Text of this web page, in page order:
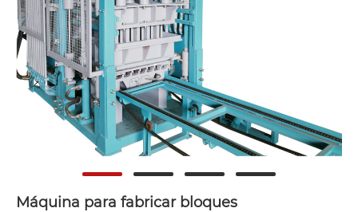
Máquina para fabricar bloques